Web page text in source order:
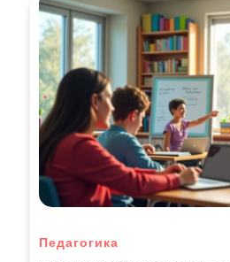
Педагогика